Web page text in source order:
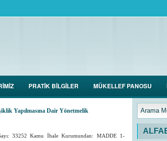
PRATİK BİLGİLER MÜKELLEF PANOSU
Yapılmasına Dair Yönetmelik
33252 Kamu İhale Kurumundan: MADDE 1-